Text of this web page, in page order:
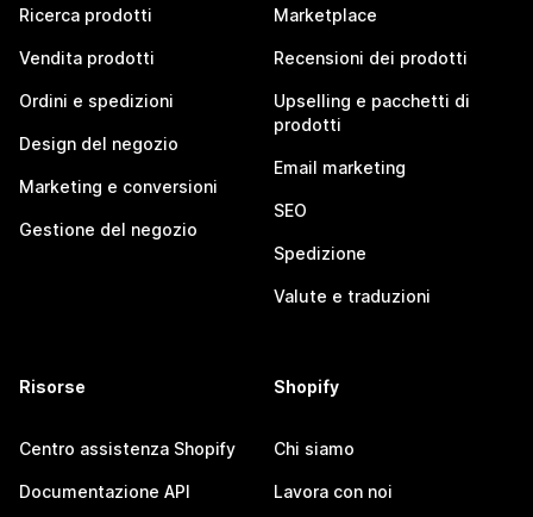
Ricerca prodotti
Vendita prodotti
Ordini e spedizioni
Design del negozio
Marketing e conversioni
Gestione del negozio
Marketplace
Recensioni dei prodotti
Upselling e pacchetti di
prodotti
Email marketing
SEO
Spedizione
Valute e traduzioni
Risorse
Centro assistenza Shopify
Documentazione API
Shopify
Chi siamo
Lavora con noi